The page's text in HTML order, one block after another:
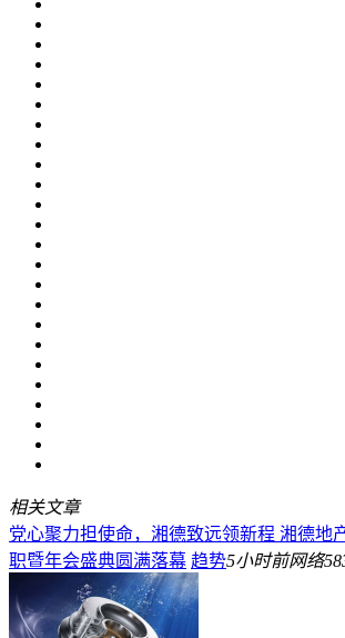
相关文章
党心聚力担使命，湘德致远领新程 湘德地
职暨年会盛典圆满落幕 趋势5小时前网络